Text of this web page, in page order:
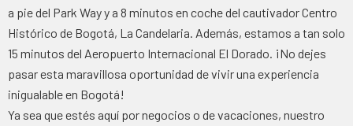
a pie del Park Way y a 8 minutos en coche del cautivador Centro
Histórico de Bogotá, La Candelaria. Además, estamos a tan solo
15 minutos del Aeropuerto Internacional El Dorado. ¡No dejes
pasar esta maravillosa oportunidad de vivir una experiencia
inigualable en Bogotá!
Ya sea que estés aquí por negocios o de vacaciones, nuestro